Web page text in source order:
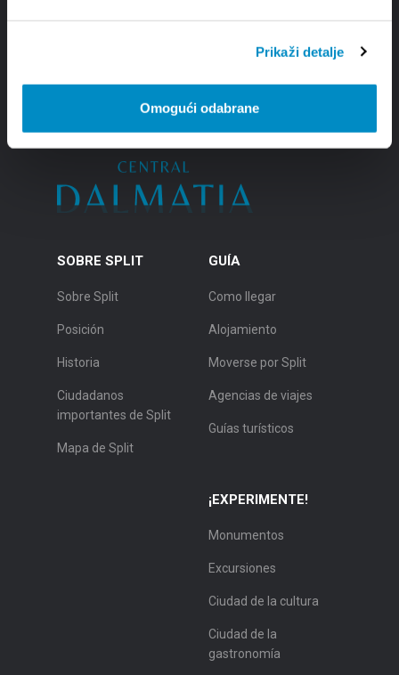
Prikaži detalje
Omogući odabrane
SOBRE SPLIT
Sobre Split
Posición
Historia
Ciudadanos
importantes de Split
Mapa de Split
GUÍA
Como llegar
Alojamiento
Moverse por Split
Agencias de viajes
Guías turísticos
¡EXPERIMENTE!
Monumentos
Excursiones
Ciudad de la cultura
Ciudad de la
gastronomía